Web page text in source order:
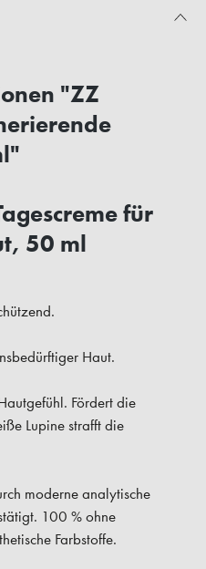
"ZZ
für
50 ml
Haut.
Fördert die
Lupine strafft die
moderne analytische
100 % ohne
Farbstoffe.